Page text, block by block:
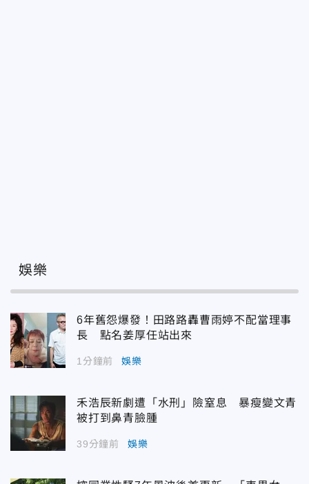
娛樂
6年舊怨爆發！田路路轟曹雨婷不配當理事
長 點名姜厚任站出來
1分鐘前 娛樂
禾浩辰新劇遭「水刑」險窒息 暴瘦變文青
被打到鼻青臉腫
39分鐘前 娛樂